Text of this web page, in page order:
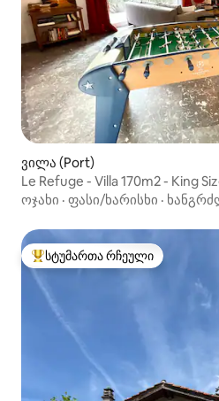
ვილა (Port)
Le Refuge - Villa 170m2 - King
ოჯახი · ფასი/ხარისხი ·
სტუმართა რჩეული მოწინავე
სტუმართა რჩეული